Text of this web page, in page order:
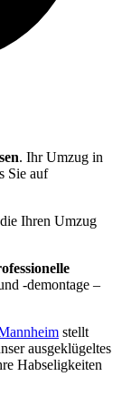
. Ihr Umzug in
Sie auf
Ihren Umzug
-demontage –
stellt
ausgeklügeltes
Habseligkeiten